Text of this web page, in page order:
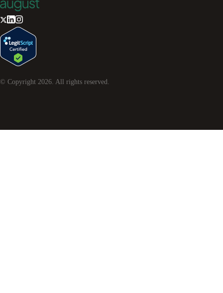
© Copyright 2026 . All rights reserved.